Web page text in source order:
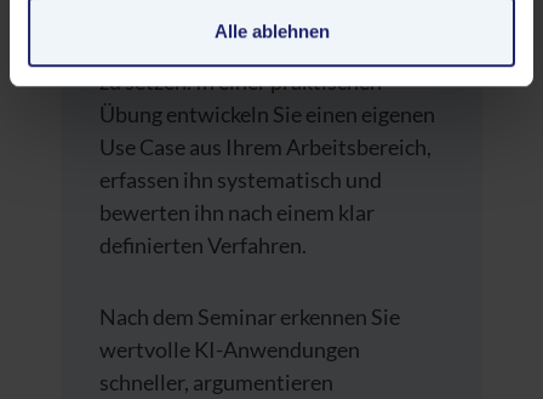
Überwachungsprogrammen verarbeiten, ohne dass für
besteht.
Datenschutzerklärung |Impressum
Alle ablehnen
zu setzen. In einer praktischen
Übung entwickeln Sie einen eigenen
Use Case aus Ihrem Arbeitsbereich,
erfassen ihn systematisch und
bewerten ihn nach einem klar
definierten Verfahren.
Nach dem Seminar erkennen Sie
wertvolle KI-Anwendungen
schneller, argumentieren